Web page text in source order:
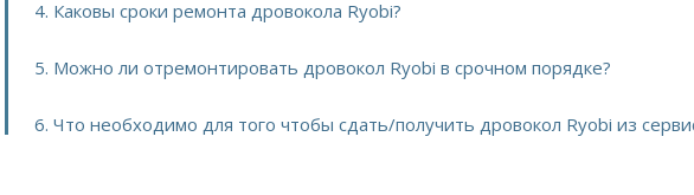
4. Каковы сроки ремонта дровокола Ryobi?
5. Можно ли отремонтировать дровокол Ryobi в срочном порядке?
6. Что необходимо для того чтобы сдать/получить дровокол Ryobi из